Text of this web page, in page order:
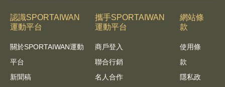
認識SPORTAIWAN
運動平台
關於SPORTAIWAN運動
平台
新聞稿
攜手SPORTAIWAN
運動平台
商戶登入
聯合行銷
名人合作
網站條
款
使用條
款
隱私政